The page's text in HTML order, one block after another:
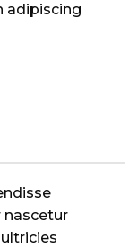
adipiscing
nascetur